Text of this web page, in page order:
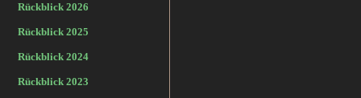
Rückblick 2026
Rückblick 2025
Rückblick 2024
Rückblick 2023